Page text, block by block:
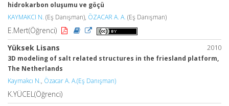
hidrokarbon oluşumu ve göçü
KAYMAKCI N. (Eş Danışman), ÖZACAR A. A. (Eş Danışman)
E.Mert(Öğrenci)
2010
Yüksek Lisans
3D modeling of salt related structures in the friesland platform,
The Netherlands
Kaymakcı N., Özacar A. A.(Eş Danışman)
K.YÜCEL(Öğrenci)